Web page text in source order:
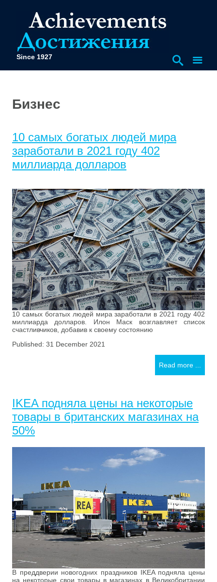
Since 1927
Бизнес
10 самых богатых людей мира
заработали в 2021 году 402
миллиарда долларов
10 самых богатых людей мира заработали в 2021 году 402
миллиарда долларов. Илон Маск возглавляет список
счастливчиков, добавив к своему состоянию
Published: 31 December 2021
Read more ...
IKEA подняла цены на некоторые
товары в британских магазинах на
50%
В преддверии новогодних праздников IKEA подняла цены
на некоторые свои товары в магазинах в Великобритании